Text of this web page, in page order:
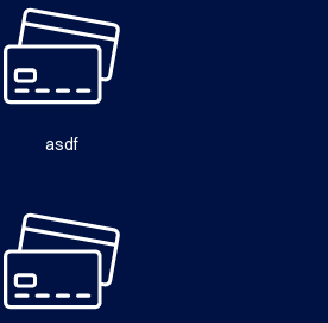
asdf